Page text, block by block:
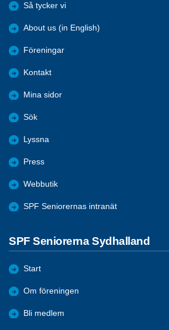
Så tycker vi
About us (in English)
Föreningar
Kontakt
Mina sidor
Sök
Lyssna
Press
Webbutik
SPF Seniorernas intranät
SPF Seniorerna Sydhalland
Start
Om föreningen
Bli medlem